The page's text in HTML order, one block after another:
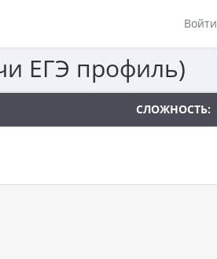
Войти
ЕГЭ профиль)
СЛОЖНОСТЬ: